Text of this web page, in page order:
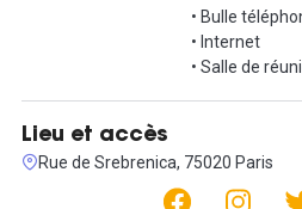
• Bulle
• Internet
• Salle de
Lieu et accès
Rue de Srebrenica, 75020 Paris